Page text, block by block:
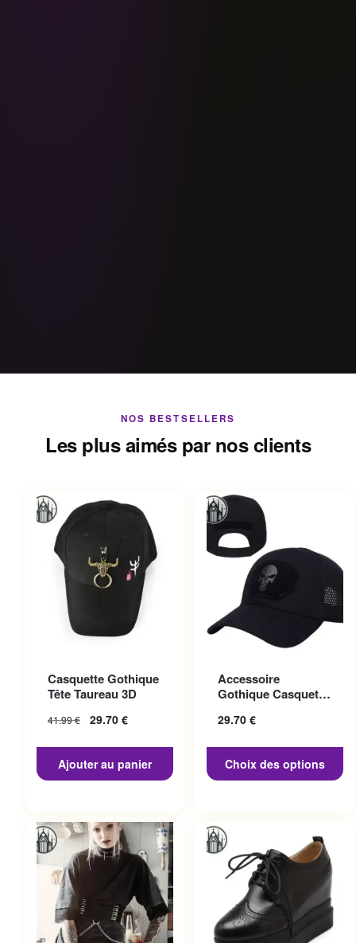
NOS BESTSELLERS
Les plus aimés par nos clients
Casquette Gothique
Tête Taureau 3D
41.99€ 29.70 €
Ajouter au panier
Accessoire
Gothique Casquette
29.70 €
Choix des options
variations. Les options
peuvent être choisies sur la
page du produit